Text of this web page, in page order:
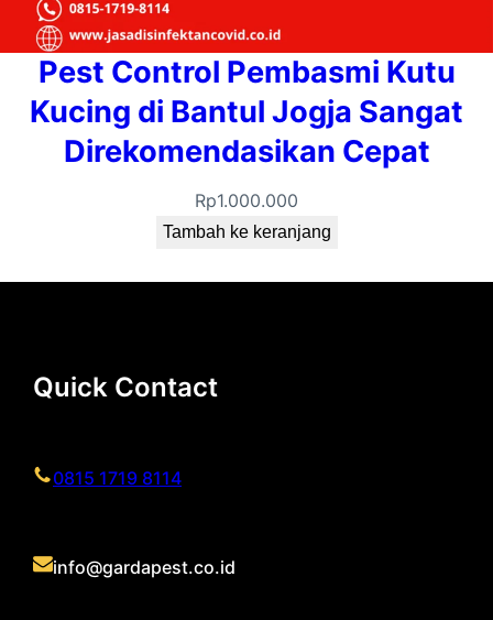
Pest Control Pembasmi Kutu
Kucing di Bantul Jogja Sangat
Direkomendasikan Cepat
Rp1.000.000
Tambah ke keranjang
Quick Contact
0815 1719 8114
info@gardapest.co.id